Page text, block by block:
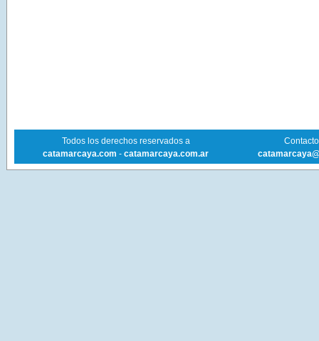
Todos los derechos reservados a
catamarcaya.com - catamarcaya.com.ar